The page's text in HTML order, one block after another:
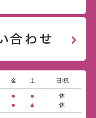
金 土 日/祝
● ●
休
● ▲ 休